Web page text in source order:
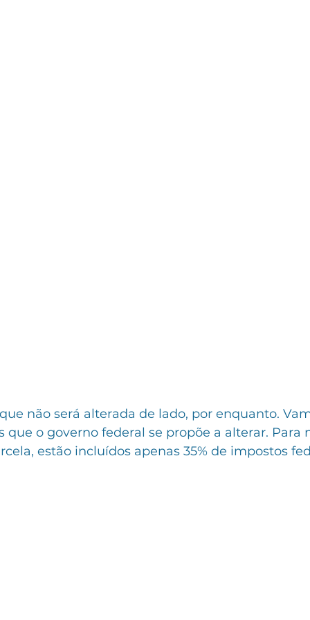
não será alterada de lado, por enquanto.
que o governo federal se propõe a alterar. Para
estão incluídos apenas 35% de impostos